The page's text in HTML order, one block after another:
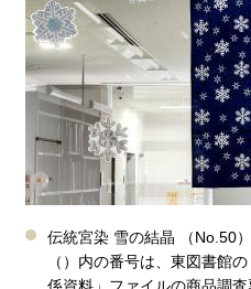
伝統宮染 雪の結晶 （No.50）
（）内の番号は、東図書館